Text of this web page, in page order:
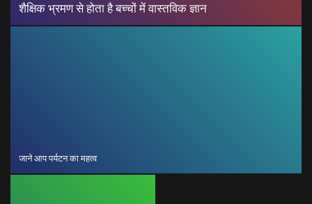
शैक्षिक भ्रमण से होता है बच्चों में वास्तविक ज्ञान
जाने आप पर्यटन का महत्व